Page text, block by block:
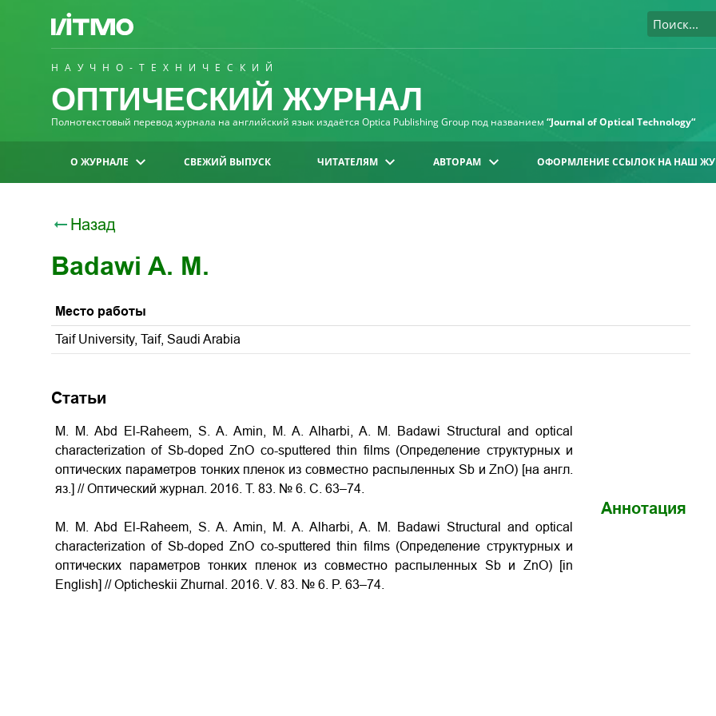
НАУЧНО-ТЕХНИЧЕСКИЙ
ОПТИЧЕСКИЙ ЖУРНАЛ
Полнотекстовый перевод журнала на английский язык издаётся Optica Publishing Group под названием “Journal of Optical Technology“
О ЖУРНАЛЕ СВЕЖИЙ ВЫПУСК ЧИТАТЕЛЯМ АВТОРАМ ОФОРМЛЕНИЕ ССЫЛОК НА НАШ
Назад
Badawi A. M.
Место работы
Taif University, Taif, Saudi Arabia
Статьи
M. M. Abd El-Raheem, S. A. Amin, M. A. Alharbi, A. M. Badawi Structural and optical
characterization of Sb-doped ZnO co-sputtered thin films (Определение структурных и
оптических параметров тонких пленок из совместно распыленных Sb и ZnO) [на англ.
яз.] // Оптический журнал. 2016. Т. 83. № 6. С. 63–74.
M. M. Abd El-Raheem, S. A. Amin, M. A. Alharbi, A. M. Badawi Structural and optical
characterization of Sb-doped ZnO co-sputtered thin films (Определение структурных и
оптических параметров тонких пленок из совместно распыленных Sb и ZnO) [in
English] // Opticheskii Zhurnal. 2016. V. 83. № 6. P. 63–74.
Аннотация